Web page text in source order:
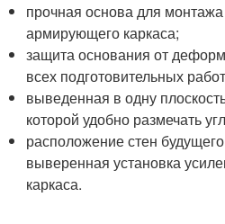
прочная основа для монтажа
армирующего каркаса;
защита основания от
всех подготовительных
выведенная в одну
которой удобно размечать
расположение стен
выверенная установка
каркаса.